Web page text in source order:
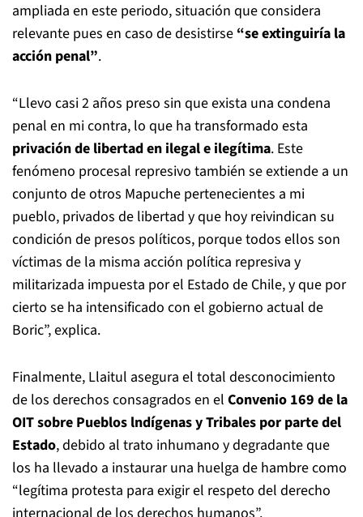
ampliada en este periodo, situación que considera
relevante pues en caso de desistirse “se extinguiría la
acción penal”.
“Llevo casi 2 años preso sin que exista una condena
penal en mi contra, lo que ha transformado esta
privación de libertad en ilegal e ilegítima. Este
fenómeno procesal represivo también se extiende a un
conjunto de otros Mapuche pertenecientes a mi
pueblo, privados de libertad y que hoy reivindican su
condición de presos políticos, porque todos ellos son
víctimas de la misma acción política represiva y
militarizada impuesta por el Estado de Chile, y que por
cierto se ha intensificado con el gobierno actual de
Boric”, explica.
Finalmente, Llaitul asegura el total desconocimiento
de los derechos consagrados en el Convenio 169 de la
OIT sobre Pueblos lndígenas y Tribales por parte del
Estado, debido al trato inhumano y degradante que
los ha llevado a instaurar una huelga de hambre como
“legítima protesta para exigir el respeto del derecho